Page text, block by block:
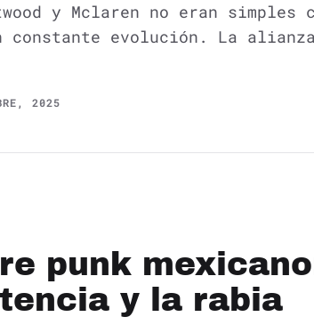
y Mclaren no eran simples
constante evolución. La
2025
punk
y la rabia